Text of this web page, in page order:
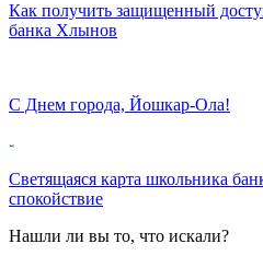
Как получить защищенный
банка Хлынов
С Днем города, Йошкар-Ола!
Светящаяся карта школьника
спокойствие
Нашли ли вы то, что искали?